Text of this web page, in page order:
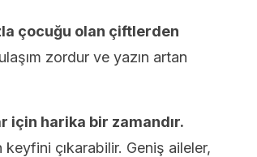
çocuğu olan çiftlerden
zordur ve yazın artan
için harika bir zamandır.
çıkarabilir. Geniş aileler,